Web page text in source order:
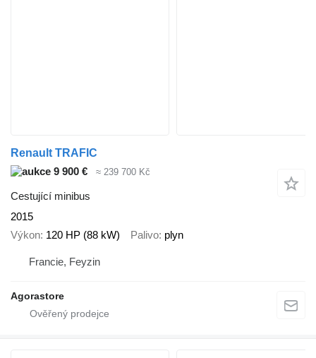
Renault TRAFIC
9 900 €
≈ 239 700 Kč
Cestující minibus
2015
Výkon 120 HP (88 kW) Palivo plyn
Francie, Feyzin
Agorastore